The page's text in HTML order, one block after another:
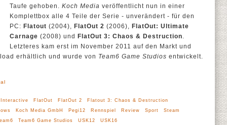
Taufe gehoben. Koch Media veröffentlicht nun in einer
Komplettbox alle 4 Teile der Serie - unverändert - für den
PC: Flatout (2004), FlatOut 2 (2006), FlatOut: Ultimate
Carnage (2008) und FlatOut 3: Chaos & Destruction.
Letzteres kam erst im November 2011 auf den Markt und
erhältlich und wurde von Team6 Game Studios entwickelt.
FlatOut FlatOut 2
Flatout 3: Chaos & Destruction
Koch Media GmbH Pegi12 Rennspiel Review Sport
Steam
Team6 Game Studios USK12 USK16